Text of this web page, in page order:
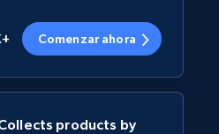
Comenzar ahora
products by